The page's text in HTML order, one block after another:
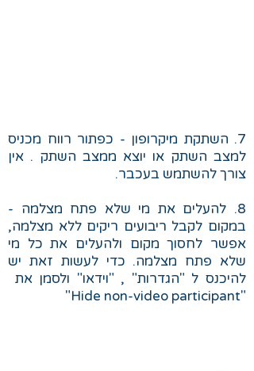
7. השתקת מיקרופון - כפתור רווח מכניס
למצב השתק או יוצא ממצב השתק . אין
צורך להשתמש בעכבר.
8. להעלים את מי שלא פתח מצלמה -
במקום לקבל ריבועים ריקים ללא מצלמה,
אפשר לחסוך מקום ולהעלים את כל מי
שלא פתח מצלמה. כדי לעשות זאת יש
להיכנס ל "הגדרות" , "וידאו" ולסמן את
"Hide non-video participant"